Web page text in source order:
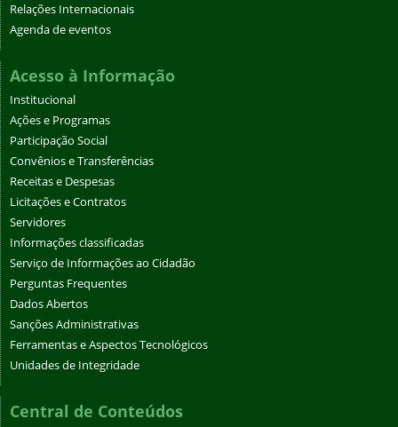
Relações Internacionais
Agenda de eventos
Acesso à Informação
Institucional
Ações e Programas
Participação Social
Convênios e Transferências
Receitas e Despesas
Licitações e Contratos
Servidores
Informações classificadas
Serviço de Informações ao Cidadão
Perguntas Frequentes
Dados Abertos
Sanções Administrativas
Ferramentas e Aspectos Tecnológicos
Unidades de Integridade
Central de Conteúdos